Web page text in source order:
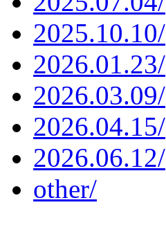
2025.10.10/
2026.01.23/
2026.03.09/
2026.04.15/
2026.06.12/
other/